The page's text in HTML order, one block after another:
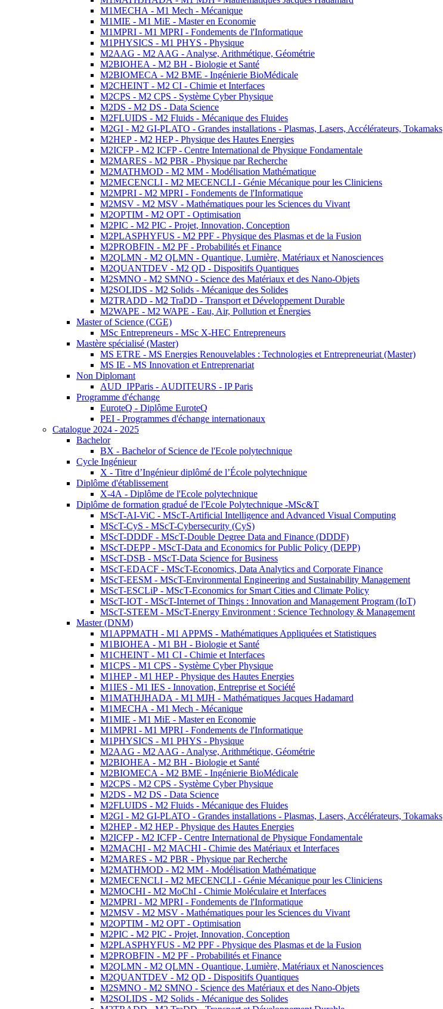
M1MECHA - M1 Mech - Mécanique
M1MIE - M1 MiE - Master en Economie
M1MPRI - M1 MPRI - Fondements de l'Informatique
M1PHYSICS - M1 PHYS - Physique
M2AAG - M2 AAG - Analyse, Arithmétique, Géométrie
M2BIOHEA - M2 BH - Biologie et Santé
M2BIOMECA - M2 BME - Ingénierie BioMédicale
M2CHEINT - M2 CI - Chimie et Interfaces
M2CPS - M2 CPS - Système Cyber Physique
M2DS - M2 DS - Data Science
M2FLUIDS - M2 Fluids - Mécanique des Fluides
M2GI - M2 GI-PLATO - Grandes installations - Plasmas, Lasers, Accélérateurs, Tokamaks
M2HEP - M2 HEP - Physique des Hautes Energies
M2ICFP - M2 ICFP - Centre International de Physique Fondamentale
M2MARES - M2 PBR - Physique par Recherche
M2MATHMOD - M2 MM - Modélisation Mathématique
M2MECENCLI - M2 MECENCLI - Génie Mécanique pour les Cliniciens
M2MPRI - M2 MPRI - Fondements de l'Informatique
M2MSV - M2 MSV - Mathématiques pour les Sciences du Vivant
M2OPTIM - M2 OPT - Optimisation
M2PIC - M2 PIC - Projet, Innovation, Conception
M2PLASPHYFUS - M2 PPF - Physique des Plasmas et de la Fusion
M2PROBFIN - M2 PF - Probabilités et Finance
M2QLMN - M2 QLMN - Quantique, Lumière, Matériaux et Nanosciences
M2QUANTDEV - M2 QD - Dispositifs Quantiques
M2SMNO - M2 SMNO - Science des Matériaux et des Nano-Objets
M2SOLIDS - M2 Solids - Mécanique des Solides
M2TRADD - M2 TraDD - Transport et Développement Durable
M2WAPE - M2 WAPE - Eau, Air, Pollution et Énergies
Master of Science (CGE)
MSc Entrepreneurs - MSc X-HEC Entrepreneurs
Mastère spécialisé (Master)
MS ETRE - MS Energies Renouvelables : Technologies et Entrepreneuriat (Master)
MS IE - MS Innovation et Entreprenariat
Non Diplomant
AUD_IPParis - AUDITEURS - IP Paris
Programme d'échange
EuroteQ - Diplôme EuroteQ
PEI - Programmes d'échange internationaux
Catalogue 2024 - 2025
Bachelor
BX - Bachelor of Science de l'Ecole polytechnique
Cycle Ingénieur
X - Titre d’Ingénieur diplômé de l’École polytechnique
Diplôme d'établissement
X-4A - Diplôme de l'Ecole polytechnique
Diplôme de formation gradué de l'Ecole Polytechnique -MSc&T
MScT-AI-ViC - MScT-Artificial Intelligence and Advanced Visual Computing
MScT-CyS - MScT-Cybersecurity (CyS)
MScT-DDDF - MScT-Double Degree Data and Finance (DDDF)
MScT-DEPP - MScT-Data and Economics for Public Policy (DEPP)
MScT-DSB - MScT-Data Science for Business
MScT-EDACF - MScT-Economics, Data Analytics and Corporate Finance
MScT-EESM - MScT-Environmental Engineering and Sustainability Management
MScT-ESCLiP - MScT-Economics for Smart Cities and Climate Policy
MScT-IOT - MScT-Internet of Things : Innovation and Management Program (IoT)
MScT-STEEM - MScT-Energy Environment : Science Technology & Management
Master (DNM)
M1APPMATH - M1 APPMS - Mathématiques Appliquées et Statistiques
M1BIOHEA - M1 BH - Biologie et Santé
M1CHEINT - M1 CI - Chimie et Interfaces
M1CPS - M1 CPS - Système Cyber Physique
M1HEP - M1 HEP - Physique des Hautes Energies
M1IES - M1 IES - Innovation, Entreprise et Société
M1MATHJHADA - M1 MJH - Mathématiques Jacques Hadamard
M1MECHA - M1 Mech - Mécanique
M1MIE - M1 MiE - Master en Economie
M1MPRI - M1 MPRI - Fondements de l'Informatique
M1PHYSICS - M1 PHYS - Physique
M2AAG - M2 AAG - Analyse, Arithmétique, Géométrie
M2BIOHEA - M2 BH - Biologie et Santé
M2BIOMECA - M2 BME - Ingénierie BioMédicale
M2CPS - M2 CPS - Système Cyber Physique
M2DS - M2 DS - Data Science
M2FLUIDS - M2 Fluids - Mécanique des Fluides
M2GI - M2 GI-PLATO - Grandes installations - Plasmas, Lasers, Accélérateurs, Tokamaks
M2HEP - M2 HEP - Physique des Hautes Energies
M2ICFP - M2 ICFP - Centre International de Physique Fondamentale
M2MACHI - M2 MACHI - Chimie des Matériaux et Interfaces
M2MARES - M2 PBR - Physique par Recherche
M2MATHMOD - M2 MM - Modélisation Mathématique
M2MECENCLI - M2 MECENCLI - Génie Mécanique pour les Cliniciens
M2MOCHI - M2 MoChI - Chimie Moléculaire et Interfaces
M2MPRI - M2 MPRI - Fondements de l'Informatique
M2MSV - M2 MSV - Mathématiques pour les Sciences du Vivant
M2OPTIM - M2 OPT - Optimisation
M2PIC - M2 PIC - Projet, Innovation, Conception
M2PLASPHYFUS - M2 PPF - Physique des Plasmas et de la Fusion
M2PROBFIN - M2 PF - Probabilités et Finance
M2QLMN - M2 QLMN - Quantique, Lumière, Matériaux et Nanosciences
M2QUANTDEV - M2 QD - Dispositifs Quantiques
M2SMNO - M2 SMNO - Science des Matériaux et des Nano-Objets
M2SOLIDS - M2 Solids - Mécanique des Solides